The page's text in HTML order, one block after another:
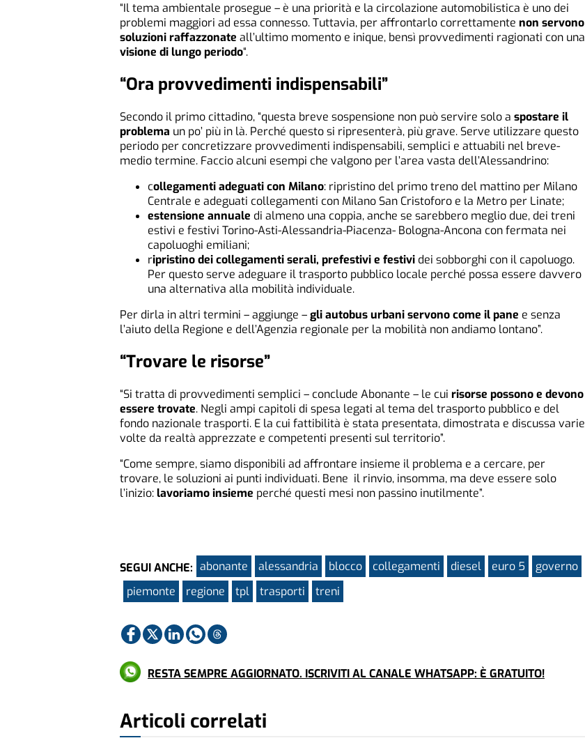
“Il tema ambientale prosegue – è una priorità e la circolazione automobilistica è uno dei
problemi maggiori ad essa connesso. Tuttavia, per affrontarlo correttamente non servono
soluzioni raffazzonate all’ultimo momento e inique, bensì provvedimenti ragionati con una
visione di lungo periodo“.
“Ora provvedimenti indispensabili”
Secondo il primo cittadino, “questa breve sospensione non può servire solo a spostare il
problema un po’ più in là. Perché questo si ripresenterà, più grave. Serve utilizzare questo
periodo per concretizzare provvedimenti indispensabili, semplici e attuabili nel breve-
medio termine. Faccio alcuni esempi che valgono per l’area vasta dell’Alessandrino:
collegamenti adeguati con Milano: ripristino del primo treno del mattino per Milano
Centrale e adeguati collegamenti con Milano San Cristoforo e la Metro per Linate;
estensione annuale di almeno una coppia, anche se sarebbero meglio due, dei treni
estivi e festivi Torino-Asti-Alessandria-Piacenza- Bologna-Ancona con fermata nei
capoluoghi emiliani;
ripristino dei collegamenti serali, prefestivi e festivi dei sobborghi con il capoluogo.
Per questo serve adeguare il trasporto pubblico locale perché possa essere davvero
una alternativa alla mobilità individuale.
Per dirla in altri termini – aggiunge –gli autobus urbani servono come il pane e senza
l’aiuto della Regione e dell’Agenzia regionale per la mobilità non andiamo lontano”.
“Trovare le risorse”
“Si tratta di provvedimenti semplici – conclude Abonante – le cui risorse possono e devono
essere trovate. Negli ampi capitoli di spesa legati al tema del trasporto pubblico e del
fondo nazionale trasporti. E la cui fattibilità è stata presentata, dimostrata e discussa varie
volte da realtà apprezzate e competenti presenti sul territorio”.
“Come sempre, siamo disponibili ad affrontare insieme il problema e a cercare, per
trovare, le soluzioni ai punti individuati. Bene il rinvio, insomma, ma deve essere solo
l’inizio:lavoriamo insieme perché questi mesi non passino inutilmente”.
SEGUI ANCHE: abonante alessandria blocco collegamenti diesel euro 5
governo
piemonte
regione tpl trasporti treni
RESTA SEMPRE AGGIORNATO. ISCRIVITI AL CANALE WHATSAPP: È GRATUITO!
Articoli correlati